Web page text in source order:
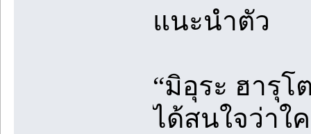
แนะนำตัว
“มิอุระ ฮารุโ
ได้สนใจว่าใ